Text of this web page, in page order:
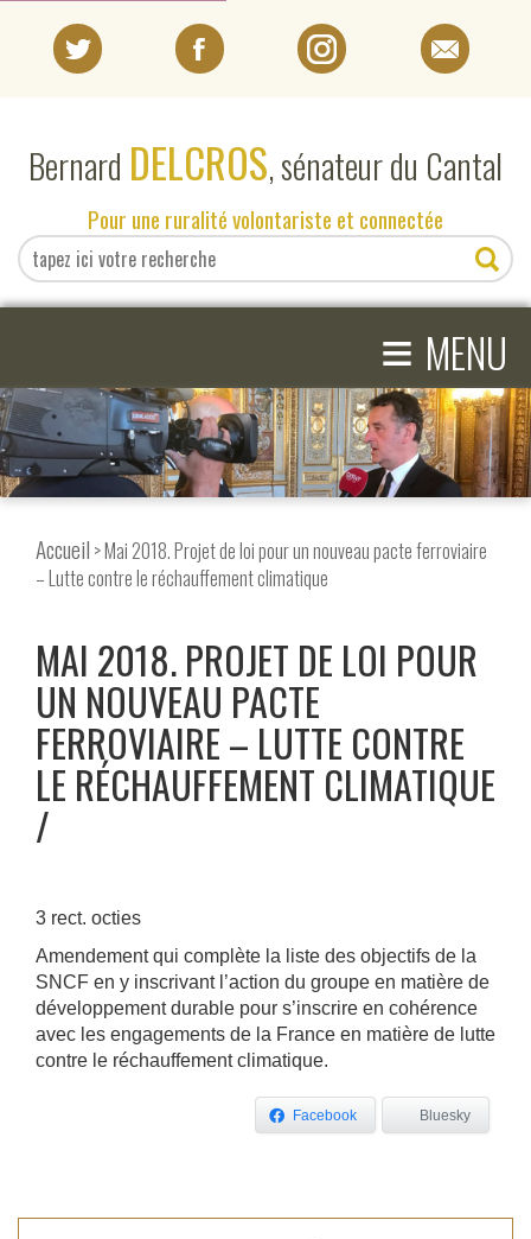
Bernard DELCROS, sénateur du Cantal
Pour une ruralité volontariste et connectée
≡ MENU
EN DIRECT DU SÉNAT
EN DIRECT DU CANTAL
COMPRENDRE LE SÉNAT
Accueil > Mai 2018. Projet de loi pour un nouveau pacte ferroviaire
– Lutte contre le réchauffement climatique
MAI 2018. PROJET DE LOI POUR
UN NOUVEAU PACTE
FERROVIAIRE – LUTTE CONTRE
LE RÉCHAUFFEMENT CLIMATIQUE
3 rect. octies
Amendement qui complète la liste des objectifs de la
SNCF en y inscrivant l’action du groupe en matière de
développement durable pour s’inscrire en cohérence
avec les engagements de la France en matière de lutte
contre le réchauffement climatique.
Facebook Bluesky